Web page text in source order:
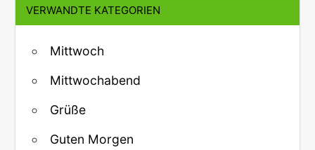
VERWANDTE KATEGORIEN
Mittwoch
Mittwochabend
Grüße
Guten Morgen